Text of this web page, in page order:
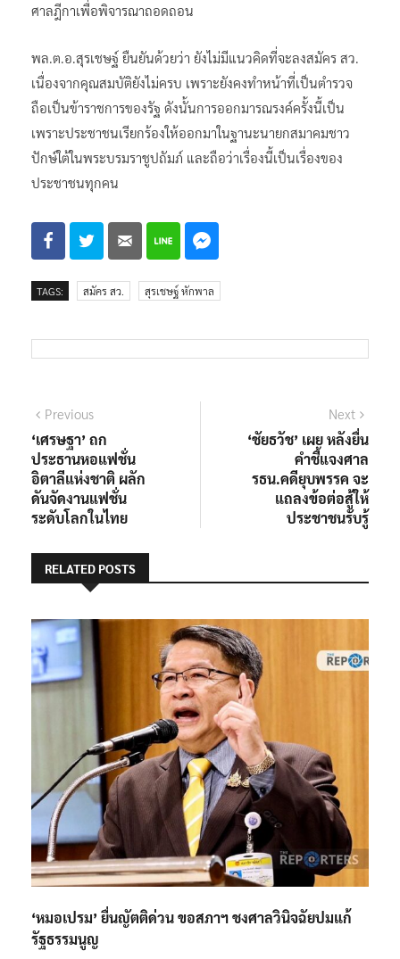
ศาลฎีกาเพื่อพิจารณาถอดถอน
พล.ต.อ.สุรเชษฐ์ ยืนยันด้วยว่า ยังไม่มีแนวคิดที่จะลงสมัคร สว.
เนื่องจากคุณสมบัติยังไม่ครบ เพราะยังคงทำหน้าที่เป็นตำรวจ
ถือเป็นข้าราชการของรัฐ ดังนั้นการออกมารณรงค์ครั้งนี้เป็น
เพราะประชาชนเรียกร้องให้ออกมาในฐานะนายกสมาคมชาว
ปักษ์ใต้ในพระบรมราชูปถัมภ์ และถือว่าเรื่องนี้เป็นเรื่องของ
ประชาชนทุกคน
TAGS: สมัคร สว. สุรเชษฐ์ หักพาล
แนะแนว
เรื่อง
PreviousPrevious
post:
‘เศรษฐา’ ถก
ประธานหอแฟชั่น
อิตาลีแห่งชาติ ผลัก
ดันจัดงานแฟชั่น
ระดับโลกในไทย
Next
post:
‘ชัยธวัช’ เผย หลังยื่น
คำชี้แจงศาล
รธน.คดียุบพรรค จะ
แถลงข้อต่อสู้ให้
ประชาชนรับรู้
RELATED POSTS
‘หมอเปรม’ ยื่นญัตติด่วน ขอสภาฯ ชงศาลวินิจฉัยปมแก้
รัฐธรรมนูญ